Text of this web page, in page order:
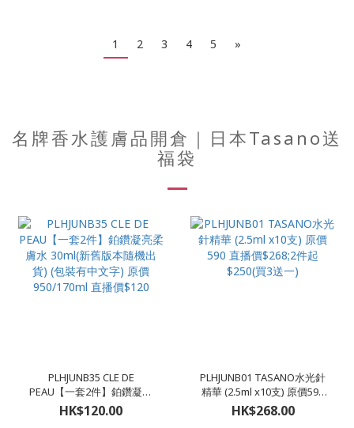
1 2 3 4 5 »
名牌香水護膚品開倉｜日本Tasano送
福袋
PLHJUNB35 CLE DE
PEAU【一套2件】鉑鑽凝亮
柔膚水 30ml(新舊版本隨機
出貨) (包裝有中文字) 原價
HK$120.00
PLHJUNB01 TASANO水光針
精華 (2.5ml x10支) 原價590
直播價$268;2件起$250(買3
送一)
HK$268.00